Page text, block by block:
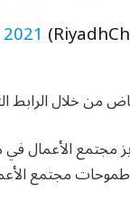
من خلال الرابط
مجتمع الأعمال
مجتمع